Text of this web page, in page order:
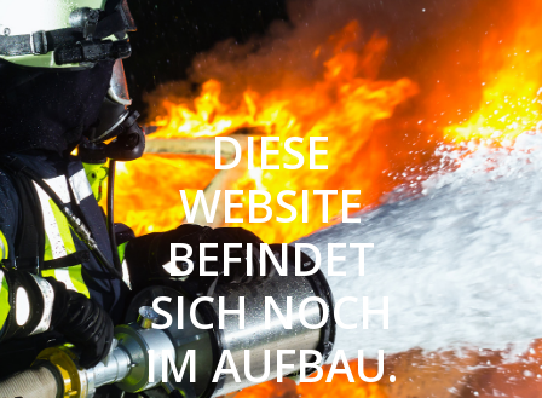
DIESE
WEBSITE
BEFINDET
SICH NOCH
IM AUFBAU.